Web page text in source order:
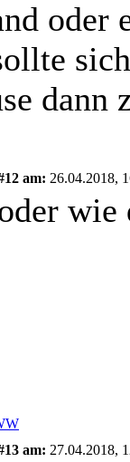
oder
dann
am: 26.04.2018,
am: 27.04.2018,